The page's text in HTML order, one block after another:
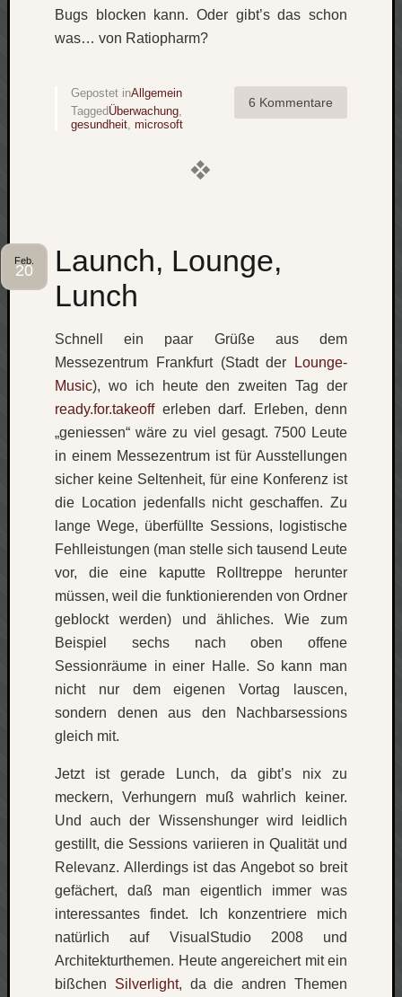
Bugs blocken kann. Oder gibt’s das schon
was… von Ratiopharm?
6 Kommentare
Gepostet inAllgemein
TaggedÜberwachung
gesundheit microsoft
Launch, Lounge,
Lunch
Feb.
20
Schnell ein paar Grüße aus dem
Messezentrum Frankfurt (Stadt der
Lounge-
Music), wo ich heute den zweiten Tag der
ready.for.takeofferleben darf. Erleben, denn
„geniessen“ wäre zu viel gesagt. 7500 Leute
in einem Messezentrum ist für Ausstellungen
sicher keine Seltenheit, für eine Konferenz ist
die Location jedenfalls nicht geschaffen. Zu
lange Wege, überfüllte Sessions, logistische
Fehlleistungen (man stelle sich tausend Leute
vor, die eine kaputte Rolltreppe herunter
müssen, weil die funktionierenden von Ordner
geblockt werden) und ähliches. Wie zum
Beispiel sechs nach oben offene
Sessionräume in einer Halle. So kann man
nicht nur dem eigenen Vortag lauscen,
sondern denen aus den Nachbarsessions
gleich mit.
Jetzt ist gerade Lunch, da gibt’s nix zu
meckern, Verhungern muß wahrlich keiner.
Und auch der Wissenshunger wird leidlich
gestillt, die Sessions variieren in Qualität und
Relevanz. Allerdings ist das Angebot so breit
gefächert, daß man eigentlich immer was
interessantes findet. Ich konzentriere mich
natürlich auf VisualStudio 2008 und
Architekturthemen. Heute angereichert mit ein
bißchen Silverlight, da die andren Themen